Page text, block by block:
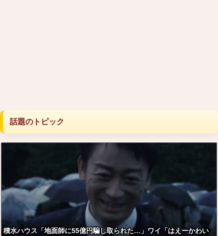
話題のトピック
積水ハウス「地面師に55億円騙し取られた…」ワイ「はえーかわい